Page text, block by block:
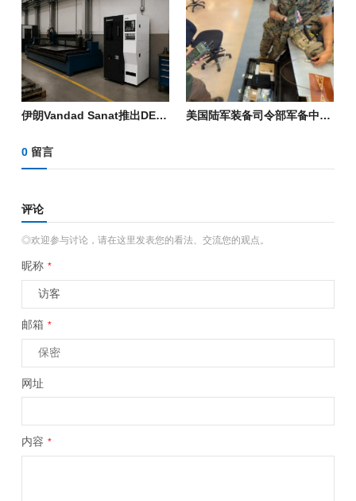
伊朗Vandad Sanat推出DED金属3D打印机P240-A，瞄准本土化制造 美国陆军装备司令部军备中心在“2026年勇敢盾牌”演习中展示远程3D打印电子设备技术
0 留言
评论
◎欢迎参与讨论，请在这里发表您的看法、交流您的观点。
昵称 *
邮箱 *
网址
内容 *